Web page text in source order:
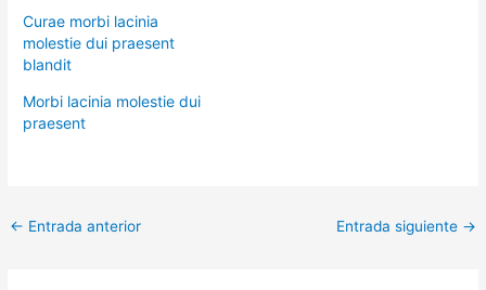
Curae morbi lacinia
molestie dui praesent
blandit
Morbi lacinia molestie dui
praesent
← Entrada anterior Entrada siguiente →